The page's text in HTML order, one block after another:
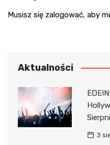
Musisz się zalogować, aby
Aktualności
3